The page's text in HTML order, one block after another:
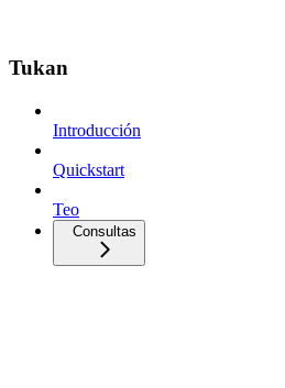
Tukan
Introducción
Quickstart
Teo
Consultas